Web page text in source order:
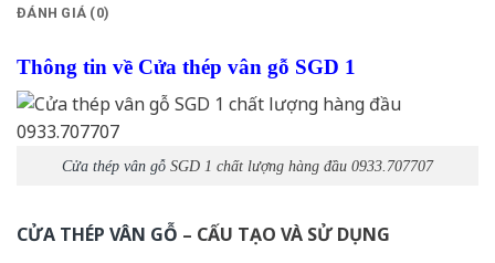
ĐÁNH GIÁ (0)
Thông tin về Cửa thép vân gỗ SGD 1
Cửa thép vân gỗ SGD 1 chất lượng hàng đầu 0933.707707
CỬA THÉP VÂN GỖ – CẤU TẠO VÀ SỬ DỤNG